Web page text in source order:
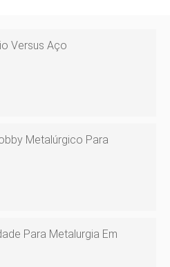
Versus Aço
Metalúrgico Para
Para Metalurgia Em